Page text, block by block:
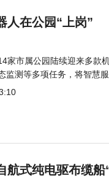
人在公园“上岗”
家市属公园陆续迎来多款
监测等多项任务，将智慧服
航式纯电驱布缆